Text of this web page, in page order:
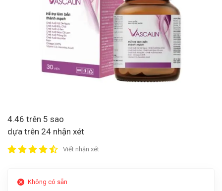
4.46 trên 5 sao
dựa trên 24 nhận xét
Viết nhận xét
Không có sẵn